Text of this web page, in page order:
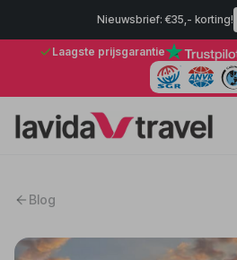
Nieuwsbrief: €35,- korting!
Laagste prijsgarantie
Blog